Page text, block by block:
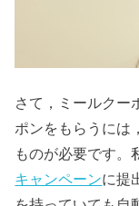
さて，ミールクー
ポンをもらうには
ものが必要です。
キャンペーンに提